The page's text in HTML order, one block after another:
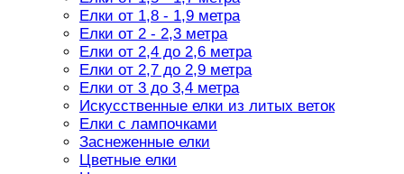
Елки от 1,8 - 1,9 метра
Елки от 2 - 2,3 метра
Елки от 2,4 до 2,6 метра
Елки от 2,7 до 2,9 метра
Елки от 3 до 3,4 метра
Искусственные елки из литых веток
Елки с лампочками
Заснеженные елки
Цветные елки